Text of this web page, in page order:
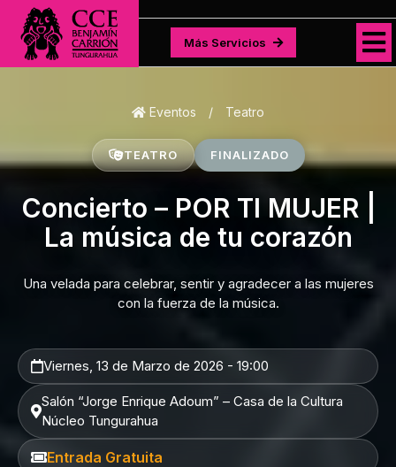
Más Servicios
Más Servicios
Eventos / Teatro
TEATRO FINALIZADO
Concierto – POR TI MUJER |
La música de tu corazón
Una velada para celebrar, sentir y agradecer a las mujeres
con la fuerza de la música.
Viernes, 13 de Marzo de 2026 - 19:00
Salón “Jorge Enrique Adoum” – Casa de la Cultura
Núcleo Tungurahua
Entrada Gratuita